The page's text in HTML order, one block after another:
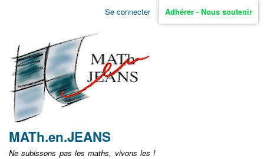
Aller
non
identifié
Se connecter Adhérer - Nous soutenir
MATh.en.JEANS
Ne subissons pas les maths, vivons les !